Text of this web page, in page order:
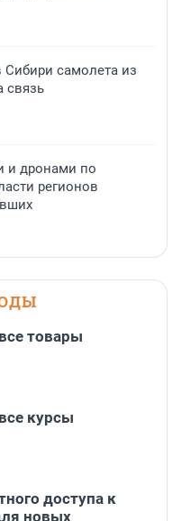
самолета из
связь
и дронами по
регионов
товары
курсы
доступа к
новых